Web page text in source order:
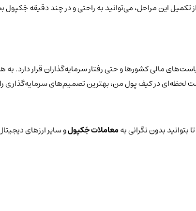
تکمیل این مراحل، می‌توانید به راحتی و در چند دقیقه جَکپول
مالی کشورها و حتی رفتار سرمایه‌گذاران قرار دارد. به
لحظه‌ای در کیف پول من، بهترین تصمیم‌های سرمایه‌گذاری
بدون نگرانی بهمعاملات جَکپولو سایر ارزهای